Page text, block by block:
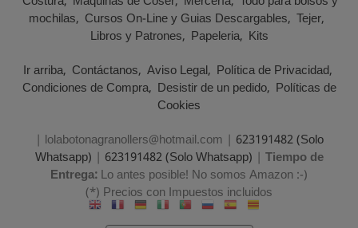
mochilas Cursos On-Line y Guias Descargables Tejer
Libros y Patrones Papeleria Kits
Ir arriba Contáctanos Aviso Legal Política de Privacidad
Condiciones de Compra Desistir de un pedido Políticas de
Cookies
| lolabotonagranollers@hotmail.com | 623191482 (Solo
Whatsapp) | 623191482 (Solo Whatsapp) | Tiempo de
Entrega:Lo antes posible! No somos Amazon :-)
(*) Precios con Impuestos incluidos